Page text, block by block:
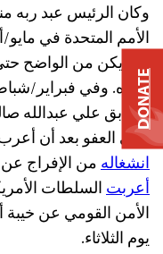
وكان الرئيس عبد ربه
الأمم المتحدة في مايو/
ولم يكن من الواضح حتى
السابق علي عبدالله
ألغى العفو بعد أن
انشغالهمن الإفراج
أعربتالسلطات
الأمن القومي عن
يوم الثلاثاء.
DONATE